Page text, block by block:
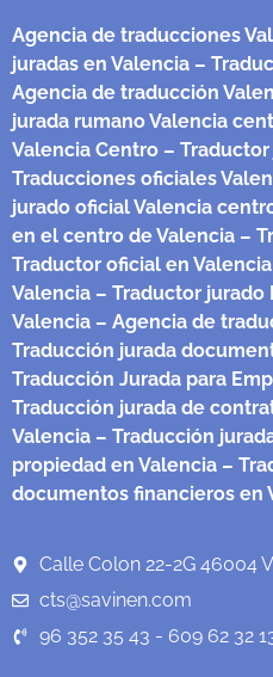
Agencia de traducciones
juradas en Valencia –
Agencia de traducción
jurada rumano Valencia
Valencia Centro –
Traducciones oficiales
jurado oficial Valencia
en el centro de Valencia –
Traductor oficial en Valencia
Valencia – Traductor jurado
Valencia – Agencia de
Traducción jurada
Traducción Jurada para
Traducción jurada de
Valencia – Traducción
propiedad en Valencia –
documentos financieros en
Calle Colon 22-2G 46004
cts@savinen.com
96 352 35 43 - 609 62 32